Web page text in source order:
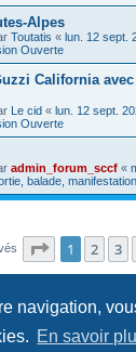
navigation,
En savoir
Alpes
Toutatis « lun. 12 sept.
Ouverte
California
Le cid « lun. 12 sept.
Ouverte
admin_forum_sccf «
balade,
Page 1sur19
1 2 3